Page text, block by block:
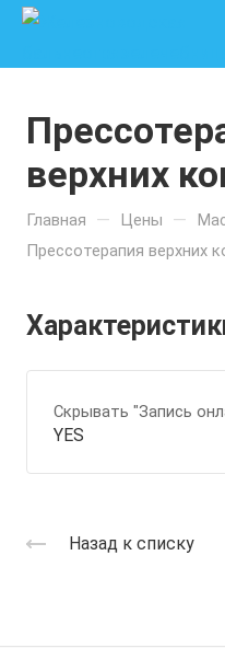
верхних
Главная — Цены —
Прессотерапия верхних
Скрывать "Запись
YES
Назад к списку